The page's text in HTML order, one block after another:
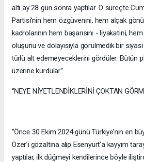
altı ay 28 gün sonra yaptılar. O süreçte
Partisi’nin hem özgüvenini, hem alçak
kadrolarının hem başarısını - liyakatini,
oluşunu ve dolayısıyla görülmedik bir
türlü alt edemeyeceklerini gördüler. Bütün
üzerine kurdular.”
“NEYE NİYETLENDİKLERİNİ ÇOKTAN
“Önce 30 Ekim 2024 günü Türkiye’nin en
Özer’i gözaltına alıp Esenyurt’a kayyım
yaptılar, ilk düğmeyi kendilerince böyle